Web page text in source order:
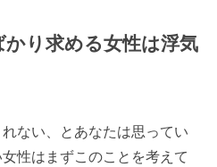
り求める女性は浮気
ない、とあなたは思ってい
性はまずこのことを考えて